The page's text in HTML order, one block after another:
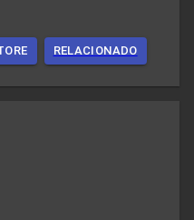
RELACIONADO